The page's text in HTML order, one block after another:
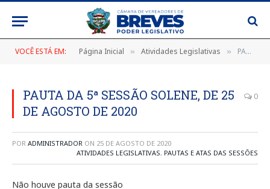
VOCÊ ESTÁ EM: Página Inicial » Atividades Legislativas » PAUTA DA 5ª SESSÃO SOLENE, DE 25 DE AGOSTO DE 2020
PAUTA DA 5ª SESSÃO SOLENE, DE 25
DE AGOSTO DE 2020
0
POR ADMINISTRADOR ON 25 DE AGOSTO DE 2020
ATIVIDADES LEGISLATIVAS, PAUTAS E ATAS DAS SESSÕES
Não houve pauta da sessão